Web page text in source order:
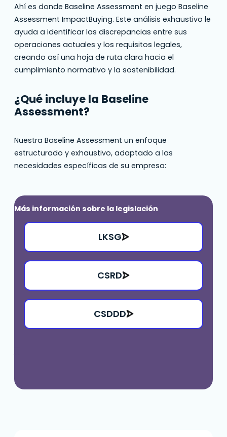
Ahí es donde Baseline Assessment en juego Baseline
Assessment ImpactBuying. Este análisis exhaustivo le
ayuda a identificar las discrepancias entre sus
operaciones actuales y los requisitos legales,
creando así una hoja de ruta clara hacia el
cumplimiento normativo y la sostenibilidad.
¿Qué incluye la Baseline
Assessment?
Nuestra Baseline Assessment un enfoque
estructurado y exhaustivo, adaptado a las
necesidades específicas de su empresa:
Más información sobre la legislación
LKSG
CSRD
CSDDD